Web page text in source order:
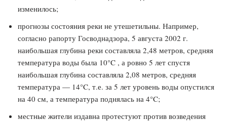
изменилось;
прогнозы состояния реки не утешетильны. Например,
согласно рапорту Госводнадзора, 5 августа 2002 г.
наибольшая глубина реки составляла 2,48 метров, средняя
температура воды была 10°C , а ровно 5 лет спустя
наибольшая глубина составляла 2,08 метров, средняя
температура — 14°C, т.е. за 5 лет уровень воды опустился
на 40 см, а температура поднялась на 4°C;
местные жители издавна протестуют против возведения